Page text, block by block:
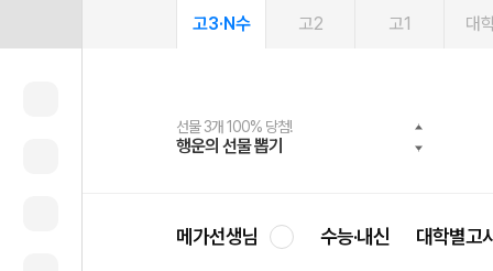
고3·N수 고2 고1 대
선물 3개 100% 당첨!
행운의 선물 뽑기
선물 100% 증정!
메가스터디 X 올리브
여름방학 스터디 캐시백
메가런 썸머스쿨
2027 러셀 단과
강사 공개선발
스마트러닝앱
설문 EVENT
메가패스
3일 무료 체험권
메가패스 수강생 무료혜택!
메가클럽 멤버십
사회공헌 캠페인
희망이룸 메가나눔
메가선생님 수능·내신 대학별고